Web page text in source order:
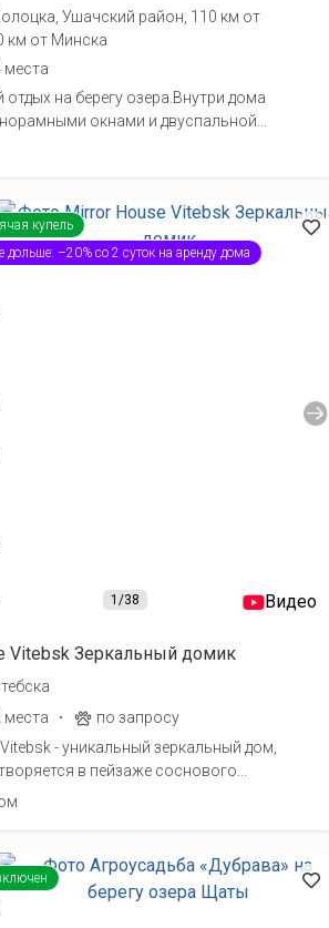
Ушачский район, 110 км от
км от Минска
места
отдых на берегу озера.Внутри дома
окнами и двуспальной...
1 /38
купель
дольше: –20% со 2 суток на аренду дома
Видео
Vitebsk Зеркальный домик
места
·
по запросу
- уникальный зеркальный дом,
в пейзаже соснового...